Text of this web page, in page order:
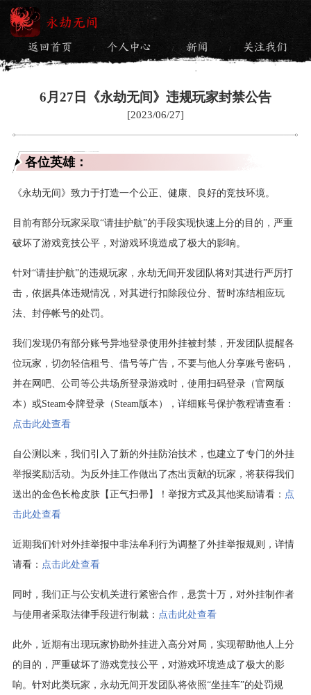
永劫无间
返回首页 / 个人中心 / 新闻 / 关注我们
6月27日《永劫无间》违规玩家封禁公告
[2023/06/27]
各位英雄：
《永劫无间》致力于打造一个公正、健康、良好的竞技环境。
目前有部分玩家采取“请挂护航”的手段实现快速上分的目的，严重
破坏了游戏竞技公平，对游戏环境造成了极大的影响。
针对“请挂护航”的违规玩家，永劫无间开发团队将对其进行严厉打
击，依据具体违规情况，对其进行扣除段位分、暂时冻结相应玩
法、封停帐号的处罚。
我们发现仍有部分账号异地登录使用外挂被封禁，开发团队提醒各
位玩家，切勿轻信租号、借号等广告，不要与他人分享账号密码，
并在网吧、公司等公共场所登录游戏时，使用扫码登录（官网版
本）或Steam令牌登录（Steam版本），详细账号保护教程请查看：
点击此处查看
自公测以来，我们引入了新的外挂防治技术，也建立了专门的外挂
举报奖励活动。为反外挂工作做出了杰出贡献的玩家，将获得我们
送出的金色长枪皮肤【正气扫帚】！举报方式及其他奖励请看： 点
击此处查看
近期我们针对外挂举报中非法牟利行为调整了外挂举报规则，详情
请看： 点击此处查看
同时，我们正与公安机关进行紧密合作，悬赏十万，对外挂制作者
与使用者采取法律手段进行制裁： 点击此处查看
此外，近期有出现玩家协助外挂进入高分对局，实现帮助他人上分
的目的，严重破坏了游戏竞技公平，对游戏环境造成了极大的影
响。针对此类玩家，永劫无间开发团队将依照“坐挂车”的处罚规